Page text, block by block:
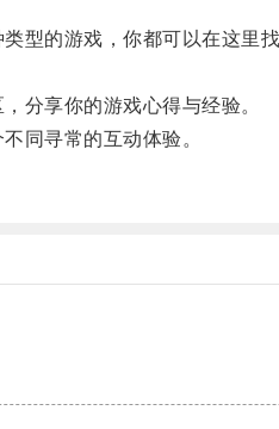
的游戏，你都可以在这里找
分享你的游戏心得与经验。
同寻常的互动体验。